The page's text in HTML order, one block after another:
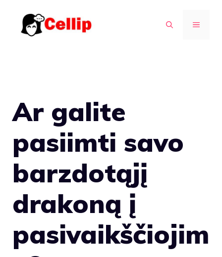
turinio
MENIU
Ar galite
pasiimti savo
barzdotąjį
drakoną į
pasivaikščiojim